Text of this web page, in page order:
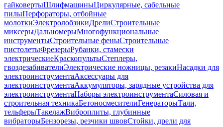
гайковертыШлифмашиныЦиркулярные, сабельные
пилыПерфораторы, отбойные
молоткиЭлектролобзикиДрелиСтроительные
миксерыДальномерыМногофункциональные
инструментыСтроительные феныСтроительные
пистолетыФрезерыРубанки, стамески
электрическиеКраскопультыСтеплеры,
гвоздезабивателиЭлектрические ножницы, резакиНасадки для
электроинструментаАксессуары для
электроинструментаАккумуляторы, зарядные устройства для
электроинструментаНаборы электроинструментаСиловая и
строительная техникаБетоносмесителиГенераторыТали,
тельферыТакелажВиброплиты, глубинные
вибраторыБензорезы, резчики швовСтойки, дрели для